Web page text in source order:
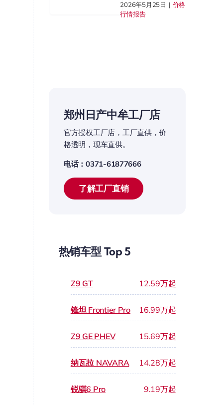
2026年5月25日 | 价格
行情报告
郑州日产中牟工厂店
官方授权工厂店，工厂直供，价
格透明，现车直供。
电话：0371-61877666
了解工厂直销
热销车型 Top 5
Z9 GT 12.59万起
锋坦 Frontier Pro 16.99万起
Z9 GE PHEV 15.69万起
纳瓦拉 NAVARA 14.28万起
锐骐6 Pro 9.19万起